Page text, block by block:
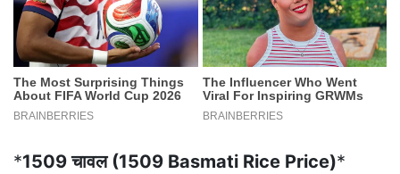
*1509 चावल (1509 Basmati Rice Price)*